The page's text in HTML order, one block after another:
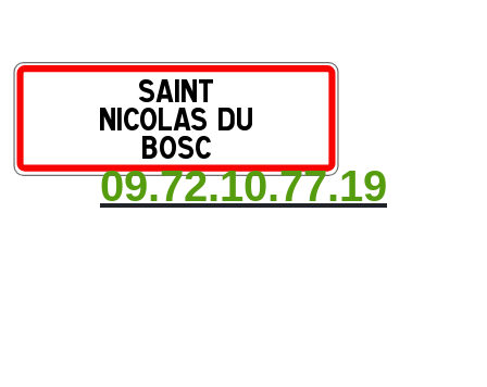
09.72.10.77.19